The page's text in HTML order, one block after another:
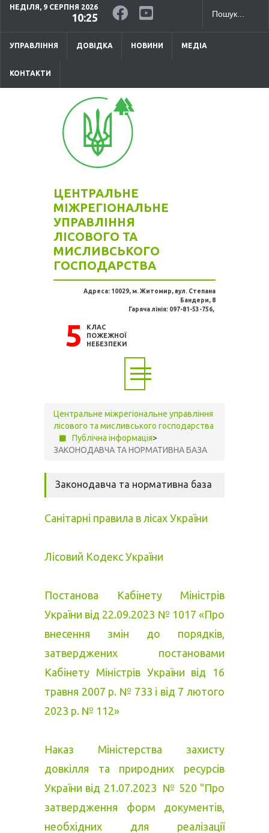
НЕДІЛЯ, 9 СЕРПНЯ 2026
10:25
УПРАВЛІННЯ ДОВІДКА НОВИНИ МЕДІА
КОНТАКТИ
ЦЕНТРАЛЬНЕ
МІЖРЕГІОНАЛЬНЕ
УПРАВЛІННЯ
ЛІСОВОГО ТА
МИСЛИВСЬКОГО
ГОСПОДАРСТВА
Адреса: 10029, м. Житомир, вул. Степана
Бандери, 8
Гаряча лінія: 097-81-53-756,
5
КЛАС
ПОЖЕЖНОЇ
НЕБЕЗПЕКИ
Центральне міжрегіональне управління
лісового та мисливського господарства
Публічна інформація>
ЗАКОНОДАВЧА ТА НОРМАТИВНА БАЗА
Законодавча та нормативна база
Санітарні правила в лісах України
Лісовий Кодекс України
Постанова Кабінету Міністрів
України від 22.09.2023 № 1017 «Про
внесення змін до порядків,
затверджених постановами
Кабінету Міністрів України від 16
травня 2007 р. № 733 і від 7 лютого
2023 р. № 112»
Наказ Міністерства захисту
довкілля та природних ресурсів
України від 21.07.2023 № 520 "Про
затвердження форм документів,
необхідних для реалізації